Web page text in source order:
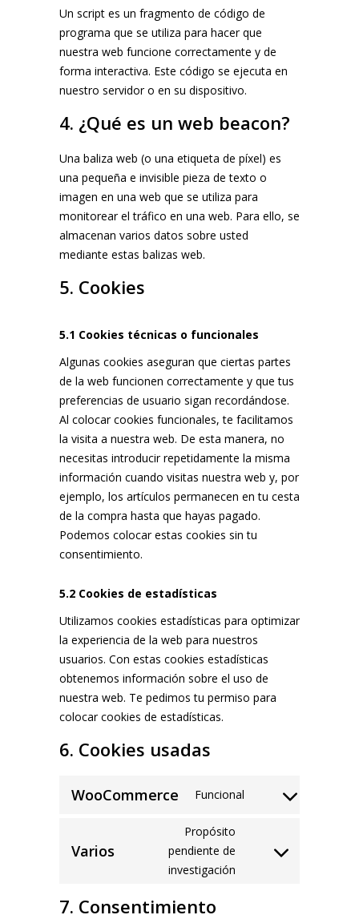
Un script es un fragmento de código de
programa que se utiliza para hacer que
nuestra web funcione correctamente y de
forma interactiva. Este código se ejecuta en
nuestro servidor o en su dispositivo.
4. ¿Qué es un web beacon?
Una baliza web (o una etiqueta de píxel) es
una pequeña e invisible pieza de texto o
imagen en una web que se utiliza para
monitorear el tráfico en una web. Para ello, se
almacenan varios datos sobre usted
mediante estas balizas web.
5. Cookies
5.1 Cookies técnicas o funcionales
Algunas cookies aseguran que ciertas partes
de la web funcionen correctamente y que tus
preferencias de usuario sigan recordándose.
Al colocar cookies funcionales, te facilitamos
la visita a nuestra web. De esta manera, no
necesitas introducir repetidamente la misma
información cuando visitas nuestra web y, por
ejemplo, los artículos permanecen en tu cesta
de la compra hasta que hayas pagado.
Podemos colocar estas cookies sin tu
consentimiento.
5.2 Cookies de estadísticas
Utilizamos cookies estadísticas para optimizar
la experiencia de la web para nuestros
usuarios. Con estas cookies estadísticas
obtenemos información sobre el uso de
nuestra web. Te pedimos tu permiso para
colocar cookies de estadísticas.
6. Cookies usadas
WooCommerce Funcional
Consent
woocommerce
Varios
Propósito
pendiente de
investigación
Consent
7. Consentimiento